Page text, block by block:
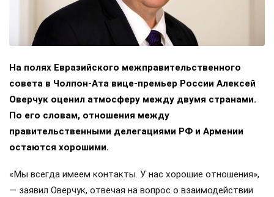
На полях Евразийского межправительственного
совета в Чолпон-Ата вице-премьер России Алексей
Оверчук оценил атмосферу между двумя странами.
По его словам, отношения между
правительственными делегациями РФ и Армении
остаются хорошими.
«Мы всегда имеем контакты. У нас хорошие отношения»,
— заявил Оверчук, отвечая на вопрос о взаимодействии